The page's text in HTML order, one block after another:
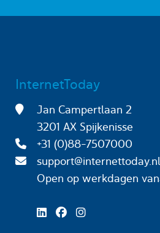
InternetToday
Jan Campertlaan 2
3201 AX Spijkenisse
+31 (0)88-7507000
support@internettoday.nl
Open op werkdagen